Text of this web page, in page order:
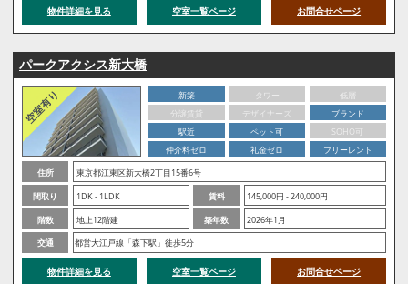
物件詳細を見る 空室一覧ページ お問合せページ
パークアクシス新大橋
新築 タワー
低層
分譲賃貸
デザイナーズ
ブランド
駅近
ペット可
SOHO可
仲介料ゼロ
礼金ゼロ
フリーレント
住所
東京都江東区新大橋2丁目15番6号
間取り
1DK - 1LDK 賃料
145,000円 - 240,000円
階数
地上12階建 築年数
2026年1月
交通
都営大江戸線「森下駅」徒歩5分
物件詳細を見る 空室一覧ページ お問合せページ